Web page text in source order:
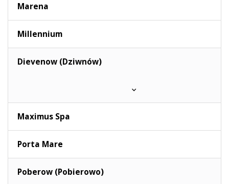
Marena
Millennium
Dievenow (Dziwnów)
Maximus Spa
Porta Mare
Poberow (Pobierowo)